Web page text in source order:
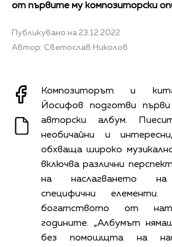
от първите му композиторски
Публикувано на 23.12.2022
Автор: Светослав Николов
Композиторът и
Йосифов подготви
авторски албум.
необичайни и
обхваща широко
включва различни
на наслагването на
специфични
богатството от
годините. „Албумът
без помошщта на